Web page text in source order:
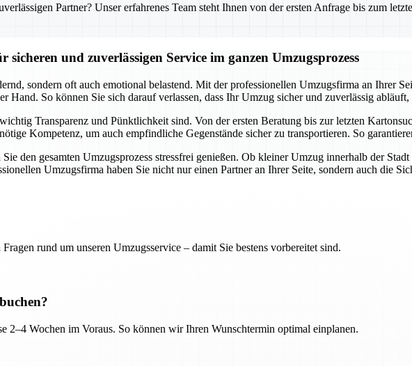
Partner? Unser erfahrenes Team steht Ihnen von der ersten Anfrage bis zum
und zuverlässigen Service im ganzen Umzugsprozess
sondern oft auch emotional belastend. Mit der professionellen Umzugsfirma an Ihrer
Hand. So können Sie sich darauf verlassen, dass Ihr Umzug sicher und zuverlässig abläuft,
Transparenz und Pünktlichkeit sind. Von der ersten Beratung bis zur letzten
Kompetenz, um auch empfindliche Gegenstände sicher zu transportieren. So
den gesamten Umzugsprozess stressfrei genießen. Ob kleiner Umzug innerhalb der
Umzugsfirma haben Sie nicht nur einen Partner an Ihrer Seite, sondern auch die
rund um unseren Umzugsservice – damit Sie bestens vorbereitet sind.
2–4 Wochen im Voraus. So können wir Ihren Wunschtermin optimal einplanen.